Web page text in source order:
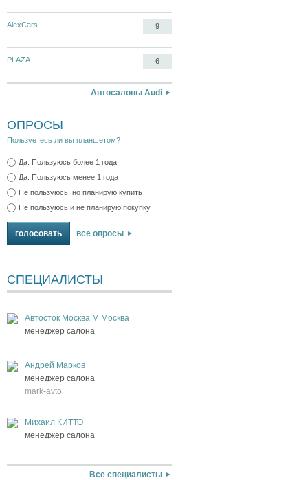
AlexCars 9
PLAZA 6
Автосалоны Audi
ОПРОСЫ
Пользуетесь ли вы планшетом?
Да. Пользуюсь более 1 года
Да. Пользуюсь менее 1 года
Не пользуюсь, но планирую купить
Не пользуюсь и не планирую покупку
все опросы
СПЕЦИАЛИСТЫ
Автосток Москва М Москва
менеджер салона
Андрей Марков
менеджер салона
mark-avto
Михаил КИТТО
менеджер салона
Все специалисты